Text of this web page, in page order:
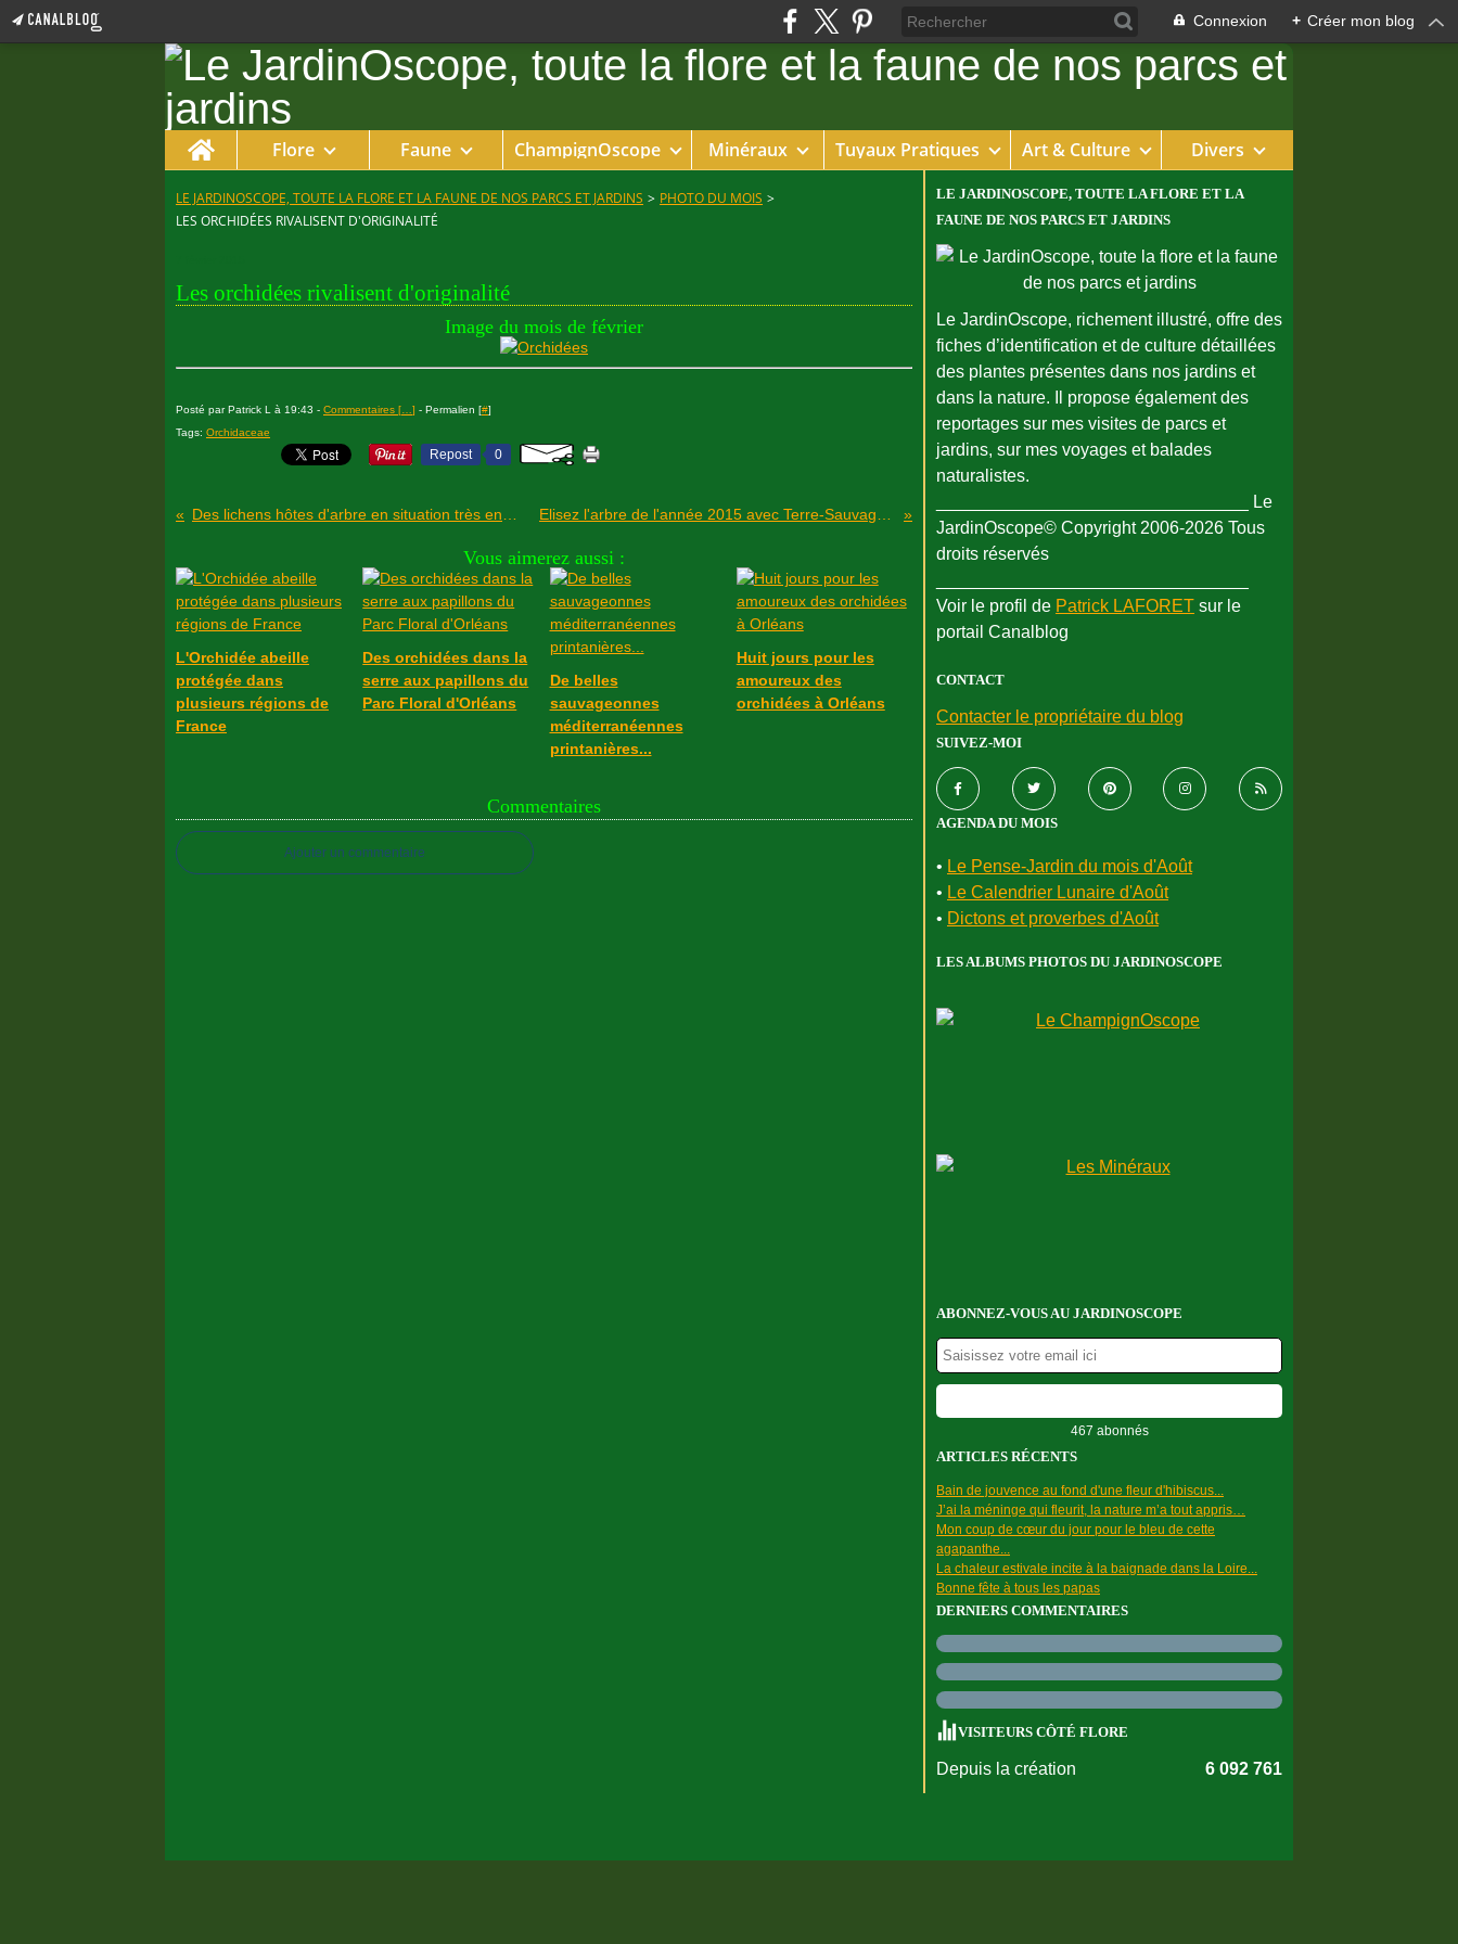
Connexion + Créer mon blog
Home Flore Faune ChampignOscope Minéraux Tuyaux Pratiques Art & Culture Divers
LE JARDINOSCOPE, TOUTE LA FLORE ET LA FAUNE DE NOS PARCS ET JARDINS > PHOTO DU MOIS >
LES ORCHIDÉES RIVALISENT D'ORIGINALITÉ
Les orchidées rivalisent d'originalité
Image du mois de février
Posté par Patrick L à 19:43 - Commentaires [ ] - Permalien [#]
Tags: Orchidaceae
Repost 0
Vous aimerez aussi :
L'Orchidée abeille
protégée dans
plusieurs régions de
France
Des orchidées dans la
serre aux papillons du
Parc Floral d'Orléans
De belles
sauvageonnes
méditerranéennes
printanières...
Huit jours pour les
amoureux des
orchidées à Orléans
Commentaires
Ajouter un commentaire
LE JARDINOSCOPE, TOUTE LA FLORE ET LA
FAUNE DE NOS PARCS ET JARDINS
Le JardinOscope, richement illustré, offre des
fiches d’identification et de culture détaillées
des plantes présentes dans nos jardins et
dans la nature. Il propose également des
reportages sur mes visites de parcs et
jardins, sur mes voyages et balades
naturalistes.
________________________________ Le
JardinOscope© Copyright 2006-2026 Tous
droits réservés
Voir le profil de Patrick LAFORET sur le
portail Canalblog
CONTACT
Contacter le propriétaire du blog
SUIVEZ-MOI
AGENDA DU MOIS
• Le Pense-Jardin du mois d'Août
• Le Calendrier Lunaire d'Août
• Dictons et proverbes d'Août
LES ALBUMS PHOTOS DU JARDINOSCOPE
ABONNEZ-VOUS AU JARDINOSCOPE
467 abonnés
ARTICLES RÉCENTS
Bain de jouvence au fond d'une fleur d'hibiscus...
J’ai la méninge qui fleurit, la nature m’a tout appris…
Mon coup de cœur du jour pour le bleu de cette
agapanthe...
La chaleur estivale incite à la baignade dans la Loire...
Bonne fête à tous les papas
DERNIERS COMMENTAIRES
VISITEURS CÔTÉ FLORE
Depuis la création 6 092 761